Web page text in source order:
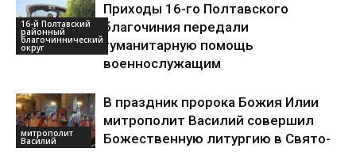
16-й Полтавский
районный
благочиннический
округ
Приходы 16-го Полтавского
благочиния передали
гуманитарную помощь
военнослужащим
митрополит
Василий
В праздник пророка Божия Илии
митрополит Василий совершил
Божественную литургию в Свято-